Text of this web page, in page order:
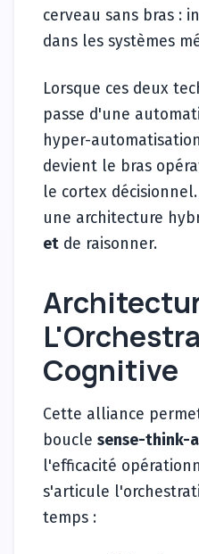
cerveau sans bras :
dans les systèmes
Lorsque ces deux
passe d'une
hyper-
devient le bras
le cortex
une architecture
et de raisonner.
Cognitive
Cette alliance
boucle sense-think-
l'efficacité
s'articule
temps :